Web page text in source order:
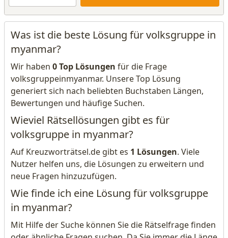
Was ist die beste Lösung für volksgruppe in
myanmar?
Wir haben 0 Top Lösungen für die Frage
volksgruppeinmyanmar. Unsere Top Lösung
generiert sich nach beliebten Buchstaben Längen,
Bewertungen und häufige Suchen.
Wieviel Rätsellösungen gibt es für
volksgruppe in myanmar?
Auf Kreuzworträtsel.de gibt es 1 Lösungen. Viele
Nutzer helfen uns, die Lösungen zu erweitern und
neue Fragen hinzuzufügen.
Wie finde ich eine Lösung für volksgruppe
in myanmar?
Mit Hilfe der Suche können Sie die Rätselfrage finden